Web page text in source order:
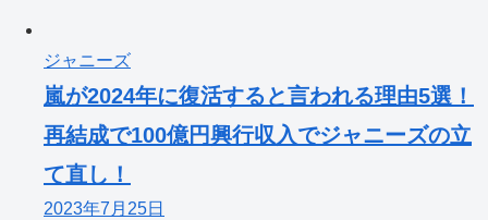
ジャニーズ
嵐が2024年に復活すると言われる理由5選！
再結成で100億円興行収入でジャニーズの立
て直し！
2023年7月25日